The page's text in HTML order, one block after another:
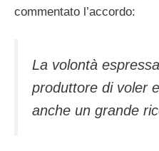
commentato l’accordo:
La volontà
produttore di voler
anche un grande